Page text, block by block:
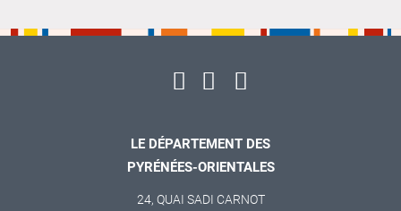
LE DÉPARTEMENT DES
PYRÉNÉES-ORIENTALES
24, QUAI SADI CARNOT